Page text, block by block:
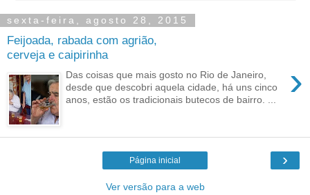
sexta-feira, agosto 28, 2015
Feijoada, rabada com agrião,
cerveja e caipirinha
›
Das coisas que mais gosto no Rio de Janeiro,
desde que descobri aquela cidade, há uns cinco
anos, estão os tradicionais butecos de bairro. ...
›
Página inicial
Ver versão para a web